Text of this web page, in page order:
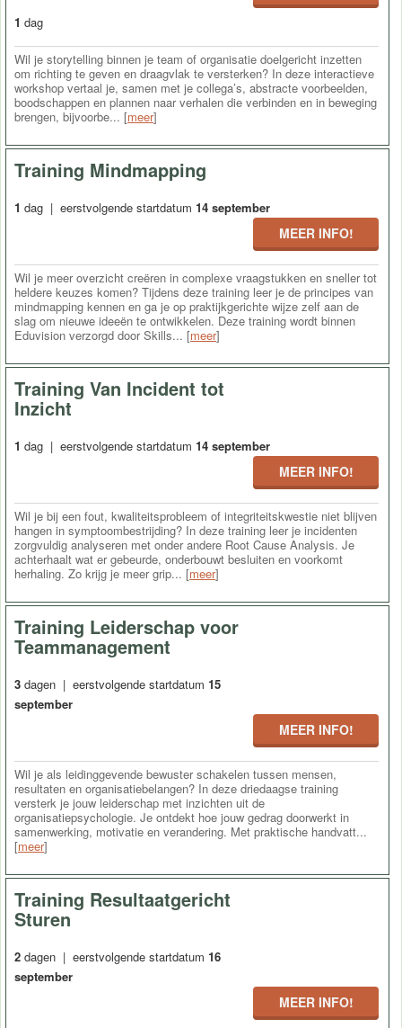
1 dag
Wil je storytelling binnen je team of organisatie doelgericht inzetten
om richting te geven en draagvlak te versterken? In deze interactieve
workshop vertaal je, samen met je collega’s, abstracte voorbeelden,
boodschappen en plannen naar verhalen die verbinden en in beweging
brengen, bijvoorbe... [meer]
Training Mindmapping
1 dag | eerstvolgende startdatum 14 september
MEER INFO!
Wil je meer overzicht creëren in complexe vraagstukken en sneller tot
heldere keuzes komen? Tijdens deze training leer je de principes van
mindmapping kennen en ga je op praktijkgerichte wijze zelf aan de
slag om nieuwe ideeën te ontwikkelen. Deze training wordt binnen
Eduvision verzorgd door Skills... [meer]
Training Van Incident tot
Inzicht
1 dag | eerstvolgende startdatum 14 september
MEER INFO!
Wil je bij een fout, kwaliteitsprobleem of integriteitskwestie niet blijven
hangen in symptoombestrijding? In deze training leer je incidenten
zorgvuldig analyseren met onder andere Root Cause Analysis. Je
achterhaalt wat er gebeurde, onderbouwt besluiten en voorkomt
herhaling. Zo krijg je meer grip... [meer]
Training Leiderschap voor
Teammanagement
3 dagen | eerstvolgende startdatum 15
september
MEER INFO!
Wil je als leidinggevende bewuster schakelen tussen mensen,
resultaten en organisatiebelangen? In deze driedaagse training
versterk je jouw leiderschap met inzichten uit de
organisatiepsychologie. Je ontdekt hoe jouw gedrag doorwerkt in
samenwerking, motivatie en verandering. Met praktische handvatt...
[meer]
Training Resultaatgericht
Sturen
2 dagen | eerstvolgende startdatum 16
september
MEER INFO!